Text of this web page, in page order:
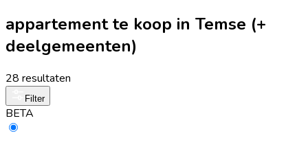
appartement te koop in Temse (+
deelgemeenten)
28 resultaten
Filter
BETA